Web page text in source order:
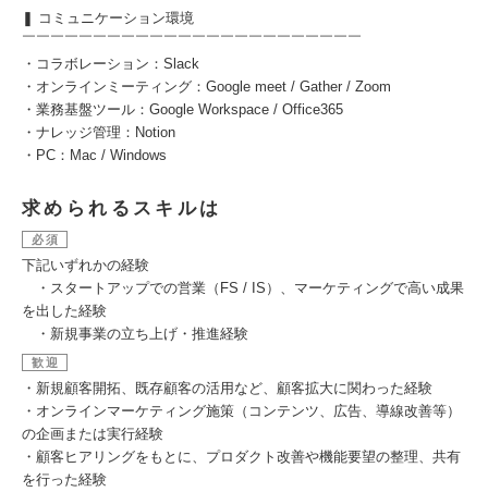
❚ コミュニケーション環境
￣￣￣￣￣￣￣￣￣￣￣￣￣￣￣￣￣￣￣￣￣￣￣￣
・コラボレーション：Slack
・オンラインミーティング：Google meet / Gather / Zoom
・業務基盤ツール：Google Workspace / Office365
・ナレッジ管理：Notion
・PC：Mac / Windows
求められるスキルは
必須
下記いずれかの経験
・スタートアップでの営業（FS / IS）、マーケティングで高い成果
を出した経験
・新規事業の立ち上げ・推進経験
歓迎
・新規顧客開拓、既存顧客の活用など、顧客拡大に関わった経験
・オンラインマーケティング施策（コンテンツ、広告、導線改善等）
の企画または実行経験
・顧客ヒアリングをもとに、プロダクト改善や機能要望の整理、共有
を行った経験